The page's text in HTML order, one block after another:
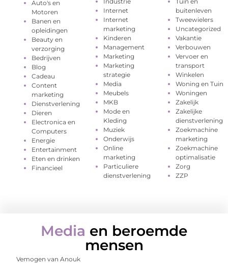
Auto's en
Motoren
Banen en
opleidingen
Beauty en
verzorging
Bedrijven
Blog
Cadeau
Content
marketing
Dienstverlening
Dieren
Electronica en
Computers
Energie
Entertainment
Eten en drinken
Financieel
Internet
Internet
marketing
Kinderen
Management
Marketing
Marketing
strategie
Media
Meubels
MKB
Mode en
Kleding
Muziek
Onderwijs
Online
marketing
Particuliere
dienstverlening
buitenleven
Tweewielers
Uncategorized
Vakantie
Verbouwen
Vervoer en
transport
Winkelen
Woning en Tuin
Woningen
Zakelijk
Zakelijke
dienstverlening
Zoekmachine
marketing
Zoekmachine
optimalisatie
Zorg
ZZP
Media en beroemde
mensen
Vemogen van Anouk